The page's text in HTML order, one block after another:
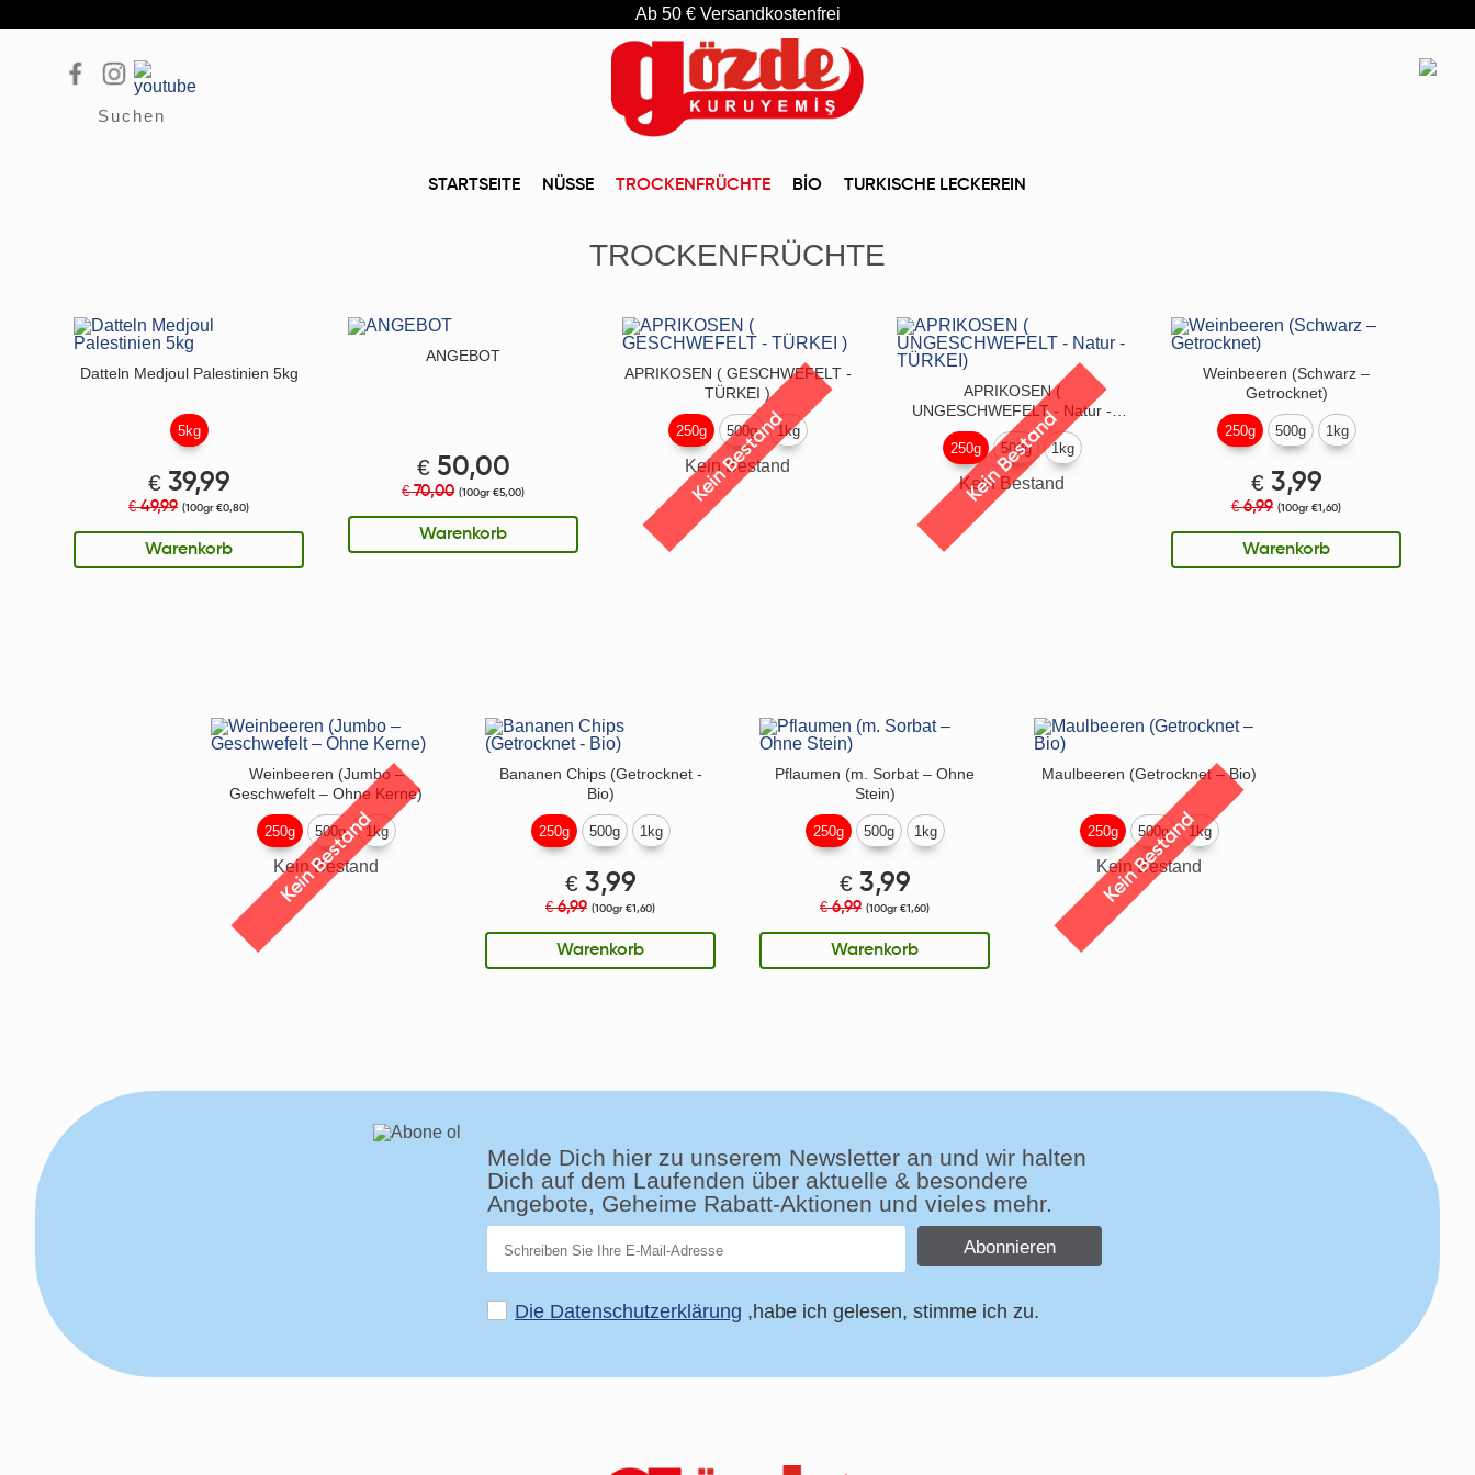
Ab 50 € Versandkostenfrei
Suchen
STARTSEITE NÜSSE TROCKENFRÜCHTE BİO TURKISCHE LECKEREIN
TROCKENFRÜCHTE
Datteln Medjoul Palestinien 5kg
5kg
€ 39,99
€49,99 (100gr €0,80)
Warenkorb
ANGEBOT
€ 50,00
€70,00 (100gr €5,00)
Warenkorb
APRIKOSEN ( GESCHWEFELT -
TÜRKEI )
250g
Kein Bestand
Kein Bestand
500g 1kg
APRIKOSEN (
UNGESCHWEFELT - Natur -
TÜRKEI)
250g
Kein Bestand
Kein Bestand
500g 1kg
Weinbeeren (Schwarz –
Getrocknet)
250g
€ 3,99
€6,99 (100gr €1,60)
Warenkorb
500g 1kg
Weinbeeren (Jumbo –
Geschwefelt – Ohne Kerne)
250g
Kein Bestand
Kein Bestand
500g 1kg
Bananen Chips (Getrocknet -
Bio)
250g
€ 3,99
€6,99 (100gr €1,60)
Warenkorb
500g 1kg
Pflaumen (m. Sorbat – Ohne
Stein)
250g
€ 3,99
€6,99 (100gr €1,60)
Warenkorb
500g 1kg
Maulbeeren (Getrocknet – Bio)
250g
Kein Bestand
Kein Bestand
500g 1kg
Melde Dich hier zu unserem Newsletter an und wir halten
Dich auf dem Laufenden über aktuelle & besondere
Angebote, Geheime Rabatt-Aktionen und vieles mehr.
Abonnieren
Die Datenschutzerklärung ,habe ich gelesen, stimme ich zu.